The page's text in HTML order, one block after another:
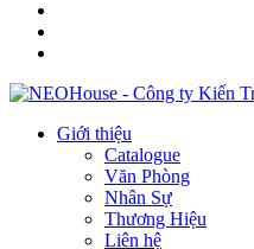
Giới thiệu
Catalogue
Văn Phòng
Nhân Sự
Thương Hiệu
Liên hệ